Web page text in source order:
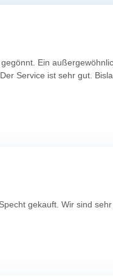
Ein
Service ist sehr gut.
gekauft. Wir sind